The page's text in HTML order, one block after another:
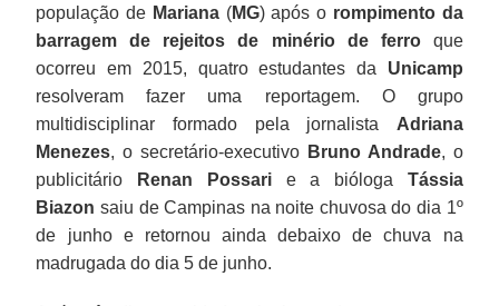
população de Mariana(MG) após o rompimento da
barragem de rejeitos de minério de ferroque
ocorreu em 2015, quatro estudantes da Unicamp
resolveram fazer uma reportagem. O grupo
multidisciplinar formado pela jornalista Adriana
Menezes, o secretário-executivo Bruno Andrade, o
publicitário
Renan Possarie a bióloga Tássia
Biazon saiu de Campinas na noite chuvosa do dia 1º
de junho e retornou ainda debaixo de chuva na
madrugada do dia 5 de junho.